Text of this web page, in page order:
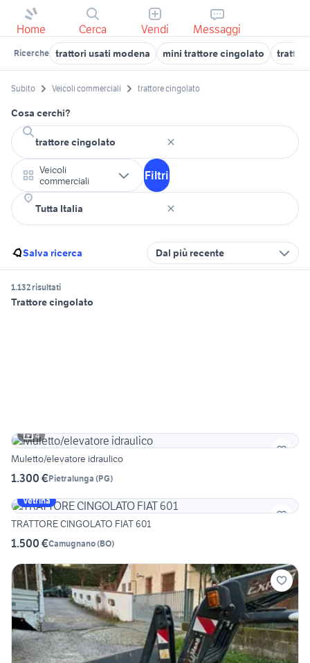
Home Cerca Vendi Messaggi
Ricerche trattori usati modena mini trattore cingolato trattori
Subito Veicoli commerciali trattore cingolato
Cosa cerchi?
Veicoli
commerciali
Filtri
Salva ricerca Dal più recente
1.132 risultati
Trattore cingolato
4
Muletto/elevatore idraulico
1.300 €Pietralunga (PG)
Vetrina
TRATTORE CINGOLATO FIAT 601
1.500 €Camugnano(BO)